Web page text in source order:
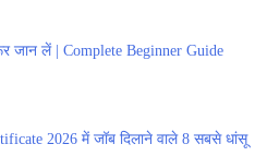
जान लें | Complete Beginner Guide
2026 में जॉब दिलाने वाले 8 सबसे धांसू